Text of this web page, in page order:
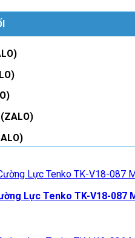
Lực Tenko TK-V18-087